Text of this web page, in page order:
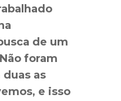
de um
foram
as
e isso